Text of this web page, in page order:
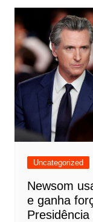
Uncategorized
Newsom
e ganha